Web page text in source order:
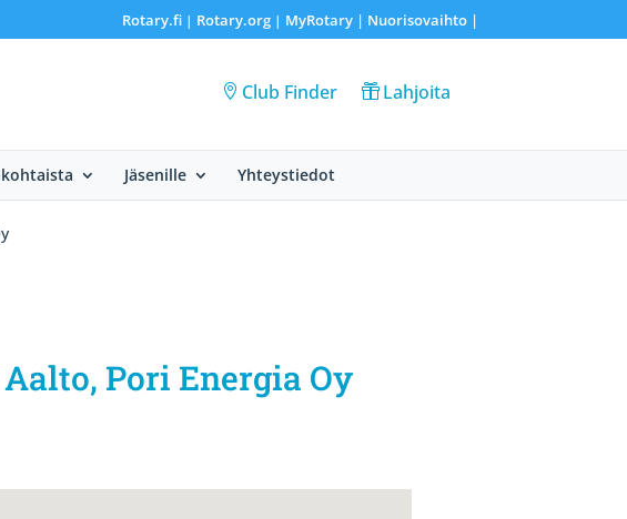
Rotary.fi| Rotary.org| MyRotary | Nuorisovaihto|
Club Finder Lahjoita
Jäsenille Yhteystiedot
Pori Energia Oy